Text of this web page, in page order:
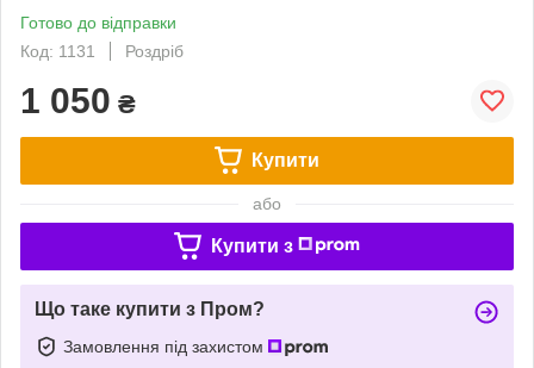
Готово до відправки
Код: 1131
Роздріб
1 050 ₴
Купити
або
Купити з
Що таке купити з Пром?
Замовлення під захистом